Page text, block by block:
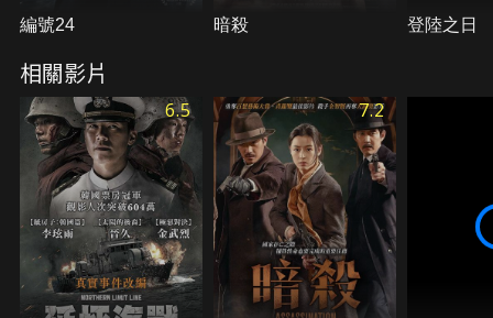
編號24 暗殺 登陸之日
相關影片
6.5 7.2